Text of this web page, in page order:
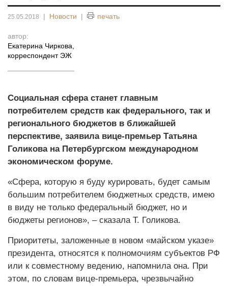
25.05.2018 | Новости | печать
автор:
Екатерина Чиркова
корреспондент ЭЖ
Социальная сфера станет главным
потребителем средств как федерального, так и
регионального бюджетов в ближайшей
перспективе, заявила вице-премьер Татьяна
Голикова на Петербургском международном
экономическом форуме.
«Сфера, которую я буду курировать, будет самым
большим потребителем бюджетных средств, имею
в виду не только федеральный бюджет, но и
бюджеты регионов», – сказала Т. Голикова.
Приоритеты, заложенные в новом «майском указе»
президента, относятся к полномочиям субъектов РФ
или к совместному ведению, напомнила она. При
этом, по словам вице-премьера, чрезвычайно